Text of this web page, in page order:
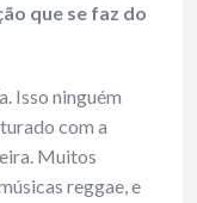
que se faz do
Isso ninguém
com a
Muitos
reggae, e